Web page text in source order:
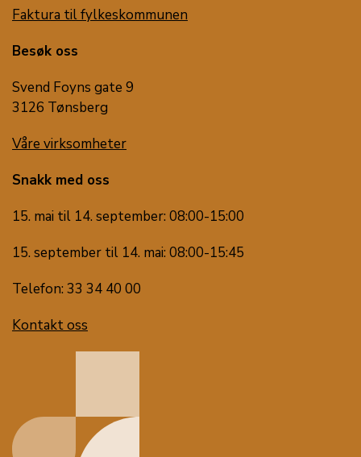
Faktura til fylkeskommunen
Besøk oss
Svend Foyns gate 9
3126 Tønsberg
Våre virksomheter
Snakk med oss
15. mai til 14. september: 08:00-15:00
15. september til 14. mai: 08:00-15:45
Telefon: 33 34 40 00
Kontakt oss